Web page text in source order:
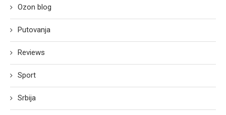
Ozon blog
Putovanja
Reviews
Sport
Srbija